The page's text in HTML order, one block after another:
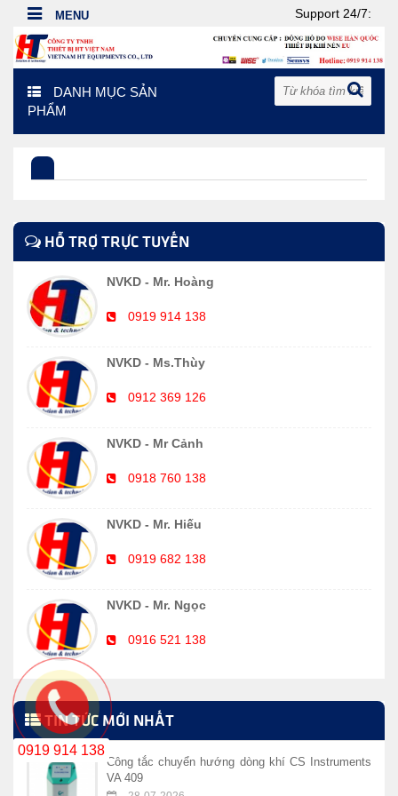
Support 24/7:
DANH MỤC SẢN
PHẨM
HỖ TRỢ TRỰC TUYẾN
NVKD - Mr. Hoàng
0919 914 138
NVKD - Ms.Thùy
0912 369 126
NVKD - Mr Cảnh
0918 760 138
NVKD - Mr. Hiếu
0919 682 138
NVKD - Mr. Ngọc
0916 521 138
TIN TỨC MỚI NHẤT
Công tắc chuyển hướng dòng khí CS Instruments
VA 409
0919 914 138